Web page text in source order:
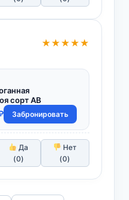
★★★★★
сорт АВ
Текущая
цена:
48000₽.
Забронировать
Да
(0)
Нет
(0)